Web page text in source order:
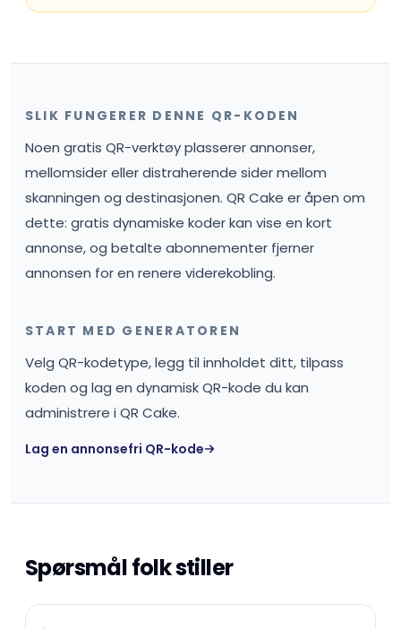
SLIK FUNGERER DENNE QR-KODEN
Noen gratis QR-verktøy plasserer annonser,
mellomsider eller distraherende sider mellom
skanningen og destinasjonen. QR Cake er åpen om
dette: gratis dynamiske koder kan vise en kort
annonse, og betalte abonnementer fjerner
annonsen for en renere viderekobling.
START MED GENERATOREN
Velg QR-kodetype, legg til innholdet ditt, tilpass
koden og lag en dynamisk QR-kode du kan
administrere i QR Cake.
Lag en annonsefri QR-kode
Spørsmål folk stiller